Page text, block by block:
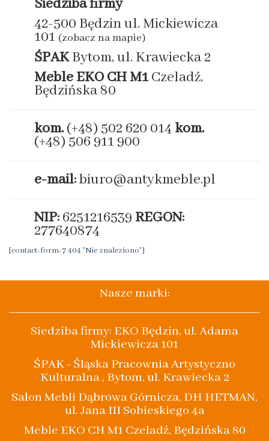
Siedziba firmy
42-500 Będzin ul. Mickiewicza
101 (zobacz na mapie)
ŚPAKBytom, ul. Krawiecka 2
Meble EKO CH M1Czeladź,
Będzińska 80
kom. (+48) 502 620 014 kom.
(+48) 506 911 900
e-mail:biuro@antykmeble.pl
NIP: 6251216539 REGON:
277640874
[contact-form-7 404 "Nie znaleziono"]
Nasze marki:
Siedziba firmy: EKO Będzin, ul. Adama
Mickiewicza 101
ŚPAK - Śląska Pracownia Artystyczno
Kulturalna , Bytom, ul. Krawiecka 2
Salon Mebli Dąbrowa Górnicza, DH HETMAN,
ul. Jana III Sobieskiego 4a
Meble EKO CH M1 Czeladź, Będzińska 80